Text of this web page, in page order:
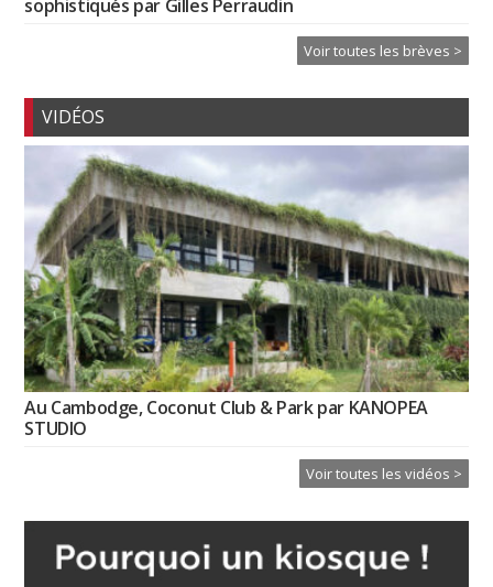
sophistiqués par Gilles Perraudin
Voir toutes les brèves >
VIDÉOS
Au Cambodge, Coconut Club & Park par KANOPEA
STUDIO
Voir toutes les vidéos >